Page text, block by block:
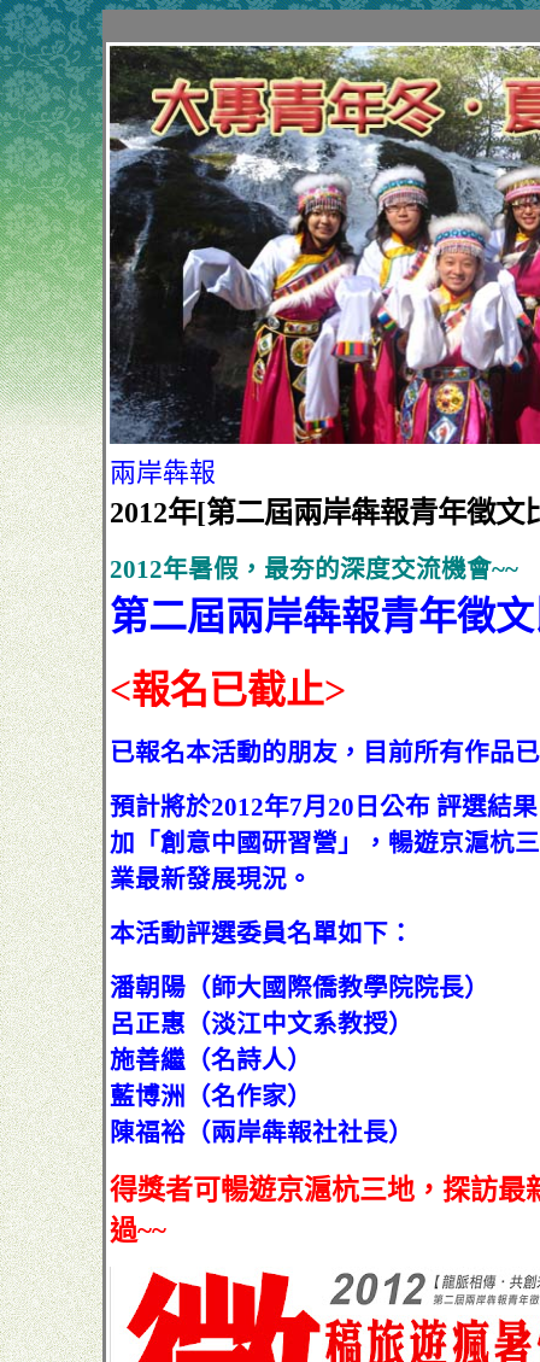
兩岸犇報
2012年[第二屆兩岸犇報青年徵文
2012年暑假，最夯的深度交流機會~~
第二屆兩岸犇報青年徵
<報名已截止>
已報名本活動的朋友，目前所有作品
預計將於2012年7月20日公布 評選結
加「創意中國研習營」，暢遊京滬杭
業最新發展現況。
本活動評選委員名單如下：
潘朝陽（師大國際僑教學院院長）
呂正惠（淡江中文系教授）
施善繼（名詩人）
藍博洲（名作家）
陳福裕（兩岸犇報社社長）
得獎者可暢遊京滬杭三地，探訪最
過~~